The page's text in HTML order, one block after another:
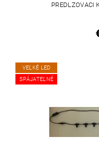
PREDLZOVACI
VEĽKÉ LED
SPÁJATEĽNÉ